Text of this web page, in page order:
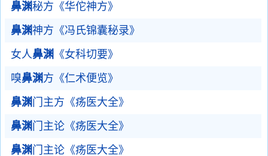
鼻渊秘方《华佗神方》
鼻渊神方《冯氏锦囊秘录》
女人鼻渊 《女科切要》
嗅鼻渊方《仁术便览》
鼻渊门主方《疡医大全》
鼻渊门主论《疡医大全》
鼻渊门主论《疡医大全》